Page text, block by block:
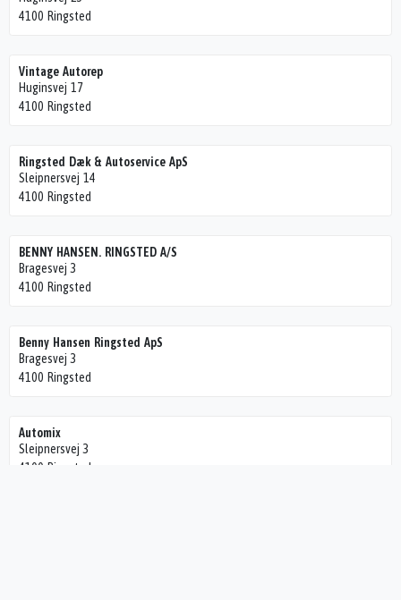
4100 Ringsted
Vintage Autorep
Huginsvej 17
4100 Ringsted
Ringsted Dæk & Autoservice ApS
Sleipnersvej 14
4100 Ringsted
BENNY HANSEN. RINGSTED A/S
Bragesvej 3
4100 Ringsted
Benny Hansen Ringsted ApS
Bragesvej 3
4100 Ringsted
Automix
Sleipnersvej 3
4100 Ringsted